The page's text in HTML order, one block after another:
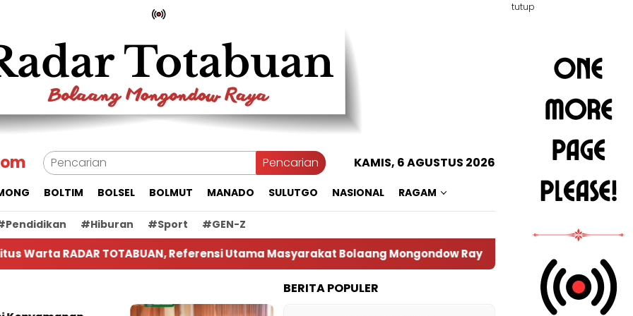
tutup
Pencarian KAMIS, 6 AGUSTUS 2026
BOLTIM BOLSEL BOLMUT MANADO SULUTGO NASIONAL RAGAM
#Hiburan #Sport #GEN-Z
RADAR TOTABUAN, Referensi Utama Masyarakat Bolaang Mongondow Raya
BERITA POPULER